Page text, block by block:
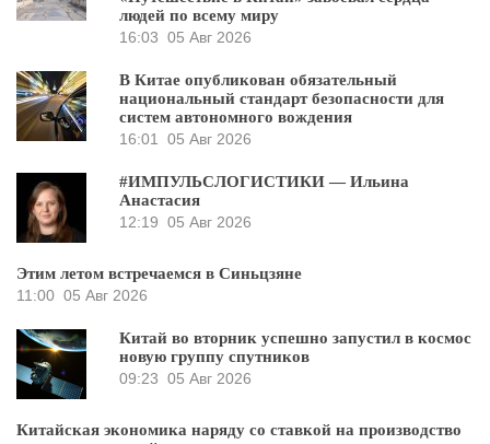
людей по всему миру
16:03 05 Авг 2026
В Китае опубликован обязательный
национальный стандарт безопасности для
систем автономного вождения
16:01 05 Авг 2026
#ИМПУЛЬСЛОГИСТИКИ — Ильина
Анастасия
12:19 05 Авг 2026
Этим летом встречаемся в Синьцзяне
11:00 05 Авг 2026
Китай во вторник успешно запустил в космос
новую группу спутников
09:23 05 Авг 2026
Китайская экономика наряду со ставкой на производство